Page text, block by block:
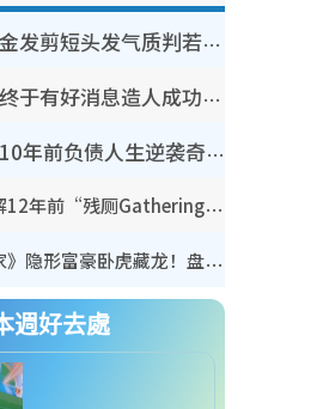
简淑儿染金发剪短头发气质判若两人！吓坏老公麦大力都认不出：“你做什么？”
汤洛雯传终于有好消息造人成功！两大细节曝孕味极浓引猜测：大肚婆先会咁！
五索亲揭10年前负债人生逆袭奇迹！全靠去一地方转运后即遇上马先生
林芊妤亲解12年前“残厕Gathering”真相！高层解约一句话重创尊严，至今拒返TVB
《爱·回家》隐形富豪卧虎藏龙！盘点12位财气逼人的有钱艺人：这位美女3亿身家不愁做
週好去處